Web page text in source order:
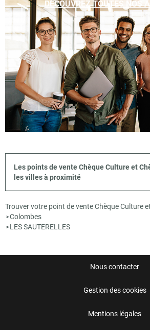
DÉCOUVREZ TOUTES NOS
Les points de vente Chèque Culture et
les villes à proximité
Trouver votre point de vente Chèque Culture
>Colombes
> LES SAUTERELLES
Nous contacter
Gestion des cookies
Mentions légales